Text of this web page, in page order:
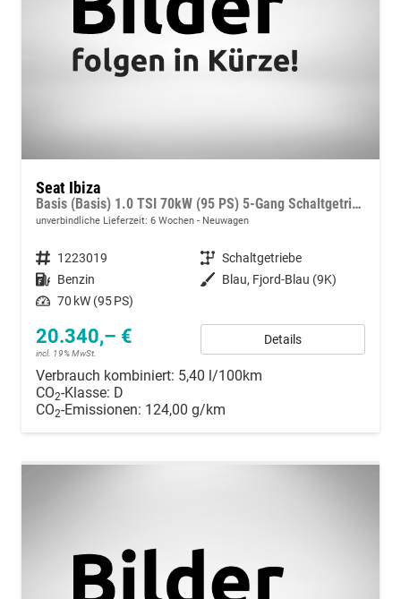
Seat Ibiza
Basis (Basis) 1.0 TSI 70kW (95 PS) 5-Gang Schaltgetriebe
unverbindliche Lieferzeit: 6 Wochen Neuwagen
Fahrzeugnummer 1223019 Getriebe Schaltgetriebe
Kraftstoff Benzin Außenfarbe Blau, Fjord-Blau (9K)
Leistung 70 kW (95 PS)
20.340,– €
incl. 19% MwSt.
Details
Verbrauch kombiniert: 5,40 l/100km
CO2-Klasse: D
CO2-Emissionen: 124,00 g/km